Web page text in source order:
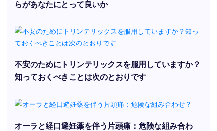
らがあなたにとって良いか
不安のためにトリンテリックスを服用していますか？
知っておくべきことは次のとおりです
オーラと経口避妊薬を伴う片頭痛：危険な組み合わ